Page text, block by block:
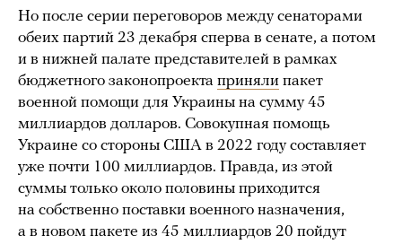
Но после серии переговоров между сенаторами
обеих партий 23 декабря сперва в сенате, а потом
и в нижней палате представителей в рамках
бюджетного законопроекта приняли пакет
военной помощи для Украины на сумму 45
миллиардов долларов. Совокупная помощь
Украине со стороны США в 2022 году составляет
уже почти 100 миллиардов. Правда, из этой
суммы только около половины приходится
на собственно поставки военного назначения,
а в новом пакете из 45 миллиардов 20 пойдут